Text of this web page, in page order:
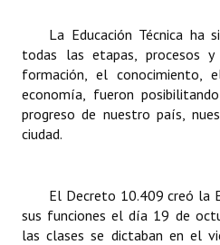
Actas de Audiencias Públicas
NORMATIVA
Comunicaciones
Resoluciones de Presidencia
La Educación Técnica ha
todas las etapas, procesos
formación, el conocimiento,
economía, fueron
progreso de nuestro país,
ciudad.
El Decreto 10.409 creó la
sus funciones el día 19 de
las clases se dictaban en el